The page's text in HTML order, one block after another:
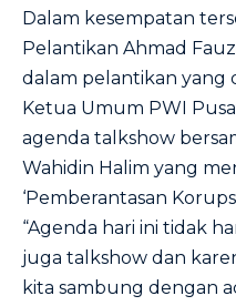
Dalam kesempatan
Pelantikan Ahmad
dalam pelantikan yang
Ketua Umum PWI
agenda talkshow
Wahidin Halim yang
‘Pemberantasan
“Agenda hari ini tidak
juga talkshow dan
kita sambung dengan